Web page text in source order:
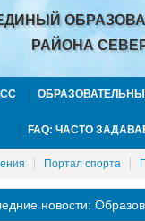
РАЙОНА
FAQ: ЧАСТО
Портал спорта
новости: